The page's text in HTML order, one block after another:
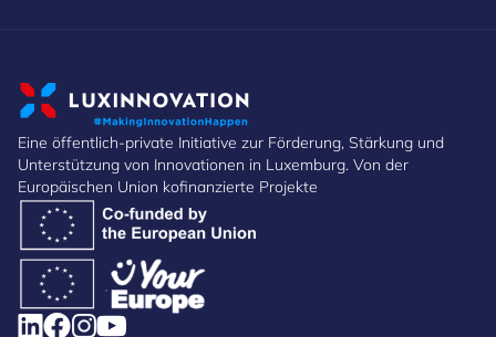
Eine öffentlich-private Initiative zur Förderung, Stärkung und
Unterstützung von Innovationen in Luxemburg. Von der
Europäischen Union kofinanzierte Projekte